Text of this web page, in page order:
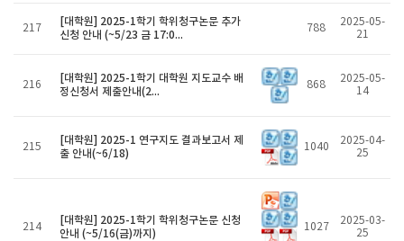
217
[대학원] 2025-1학기 학위청구논문 추가
신청 안내 (~5/23 금 17:0...
788
2025-05-
21
216
[대학원] 2025-1학기 대학원 지도교수 배
정신청서 제출안내(2...
868
2025-05-
14
215
[대학원] 2025-1 연구지도 결과보고서 제
출 안내(~6/18)
1040
2025-04-
25
214
[대학원] 2025-1학기 학위청구논문 신청
안내 (~5/16(금)까지)
1027
2025-03-
25